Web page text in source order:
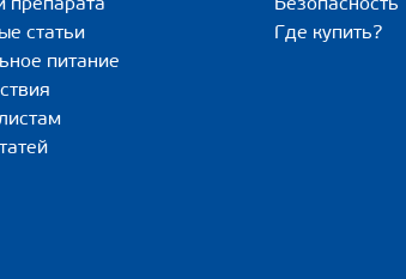
препарата
статьи
питание
Безопасность
Где купить?